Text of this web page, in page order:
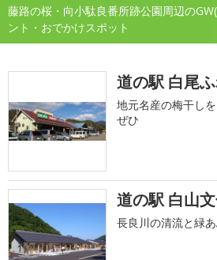
藤路の桜・向小駄良番所跡公園周辺の
ント・おでかけスポット
道の駅 白尾
地元名産の梅干し
ぜひ
道の駅 白山
長良川の清流と緑